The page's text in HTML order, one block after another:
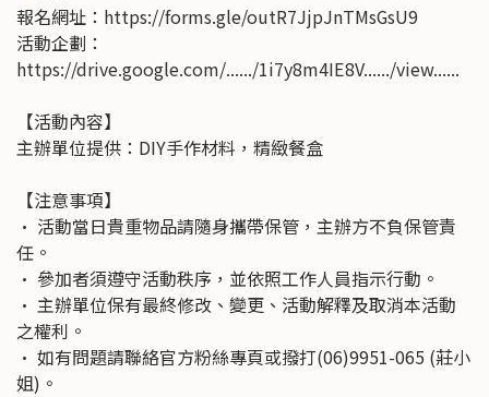
報名網址： https://forms.gle/outR7JjpJnTMsGsU9
活動企劃：
https://drive.google.com/....../1i7y8m4IE8V....../view......
【活動內容】
主辦單位提供：DIY手作材料，精緻餐盒
【注意事項】
• 活動當日貴重物品請隨身攜帶保管，主辦方不負保管責
任。
• 參加者須遵守活動秩序，並依照工作人員指示行動。
• 主辦單位保有最終修改、變更、活動解釋及取消本活動
之權利。
• 如有問題請聯絡官方粉絲專頁或撥打(06)9951-065 (莊小
姐)。